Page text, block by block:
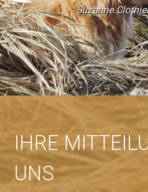
Suzanne
IHRE
UNS